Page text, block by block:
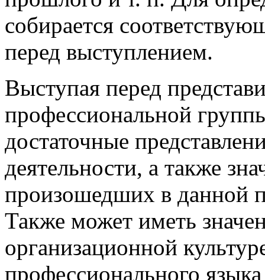
собирается
перед выступлением.
Выступая перед
профессиональной
достаточные
деятельности, а также
произошедших в данной
Также может иметь
организационной
профессионального